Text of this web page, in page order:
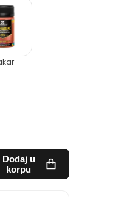
Dodaj u
korpu